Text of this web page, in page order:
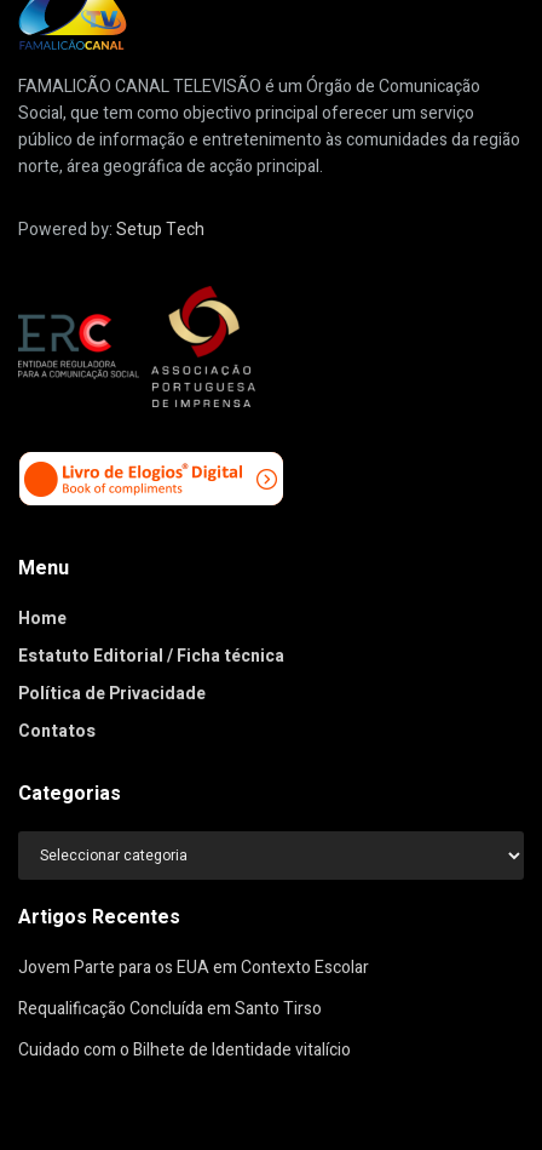
FAMALICÃO CANAL TELEVISÃO é um Órgão de Comunicação
Social, que tem como objectivo principal oferecer um serviço
público de informação e entretenimento às comunidades da região
norte, área geográfica de acção principal.
Powered by:Setup Tech
Menu
Home
Estatuto Editorial / Ficha técnica
Política de Privacidade
Contatos
Categorias
Categorias
Artigos Recentes
Jovem Parte para os EUA em Contexto Escolar
Requalificação Concluída em Santo Tirso
Cuidado com o Bilhete de Identidade vitalício